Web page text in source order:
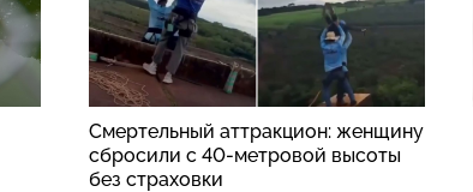
Смертельный аттракцион: женщину
сбросили с 40-метровой высоты
без страховки